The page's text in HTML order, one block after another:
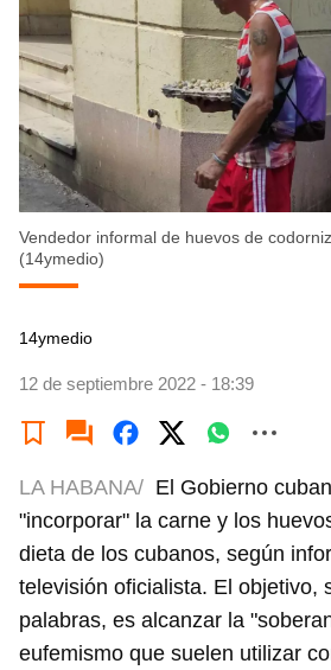
Vendedor informal de huevos de
(14ymedio)
14ymedio
12 de septiembre 2022 - 18:39
LA HABANA/ El Gobierno
"incorporar" la carne y los
dieta de los cubanos, según
televisión oficialista. El objetivo,
palabras, es alcanzar la
eufemismo que suelen utilizar